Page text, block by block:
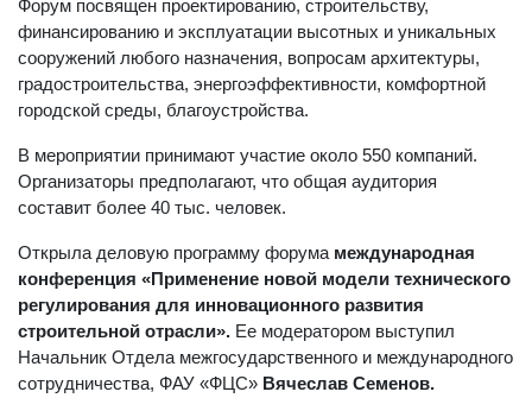
Форум посвящен проектированию, строительству,
финансированию и эксплуатации высотных и уникальных
сооружений любого назначения, вопросам архитектуры,
градостроительства, энергоэффективности, комфортной
городской среды, благоустройства.
В мероприятии принимают участие около 550 компаний.
Организаторы предполагают, что общая аудитория
составит более 40 тыс. человек.
Открыла деловую программу форума международная
конференция «Применение новой модели технического
регулирования для инновационного развития
строительной отрасли». Ее модератором выступил
Начальник Отдела межгосударственного и международного
сотрудничества, ФАУ «ФЦС» Вячеслав Семенов.